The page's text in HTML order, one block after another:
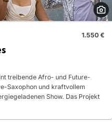
1.550 €
treibende Afro- und Future-
Saxophon und kraftvollem
Show. Das Projekt